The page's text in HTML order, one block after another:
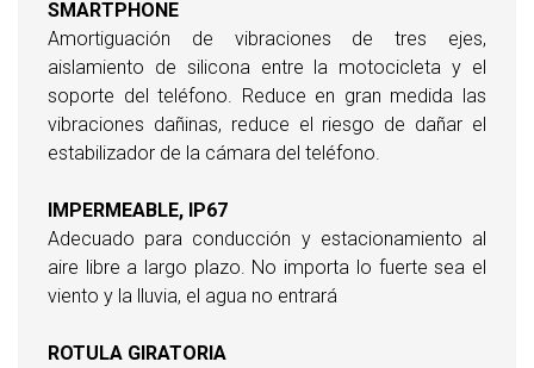
SMARTPHONE
Amortiguación de vibraciones de tres ejes,
aislamiento de silicona entre la motocicleta y el
soporte del teléfono. Reduce en gran medida las
vibraciones dañinas, reduce el riesgo de dañar el
estabilizador de la cámara del teléfono.
IMPERMEABLE, IP67
Adecuado para conducción y estacionamiento al
aire libre a largo plazo. No importa lo fuerte sea el
viento y la lluvia, el agua no entrará
ROTULA GIRATORIA